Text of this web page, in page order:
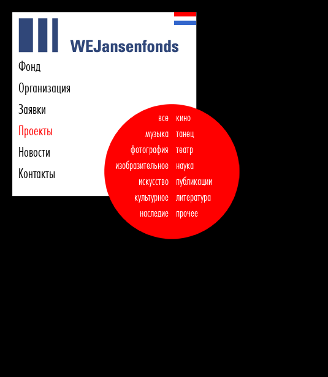
Фонд
Организация
Заявки
Проекты
Новости
Контакты
все
музыка
фотография
изобразительное
искусство
культурное
наследие
кино
танец
театр
наука
публикации
литература
прочее